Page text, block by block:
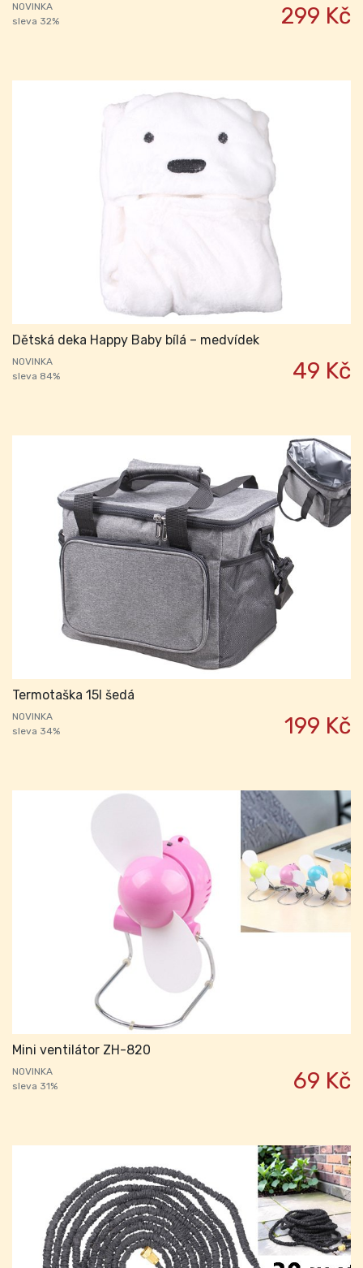
NOVINKA
sleva 32%
299 Kč
Dětská deka Happy Baby bílá – medvídek
NOVINKA
sleva 84%
49 Kč
Termotaška 15l šedá
NOVINKA
sleva 34%
199 Kč
Mini ventilátor ZH-820
NOVINKA
sleva 31%
69 Kč